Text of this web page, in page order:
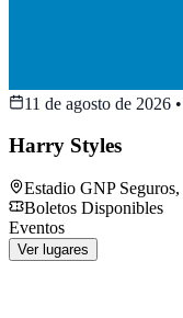
11 de agosto de 2026 •
Harry Styles
Estadio GNP Seguros,
Boletos Disponibles
Eventos
Ver lugares